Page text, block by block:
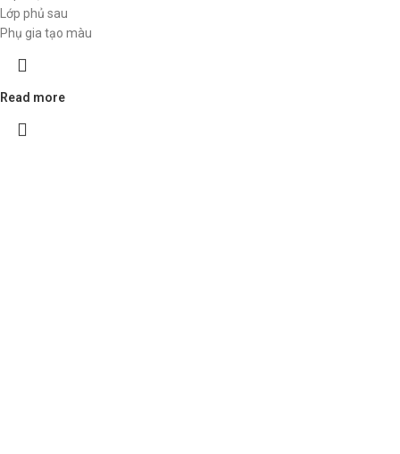
Lớp phủ sau
Phụ gia tạo màu
Read more